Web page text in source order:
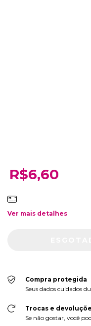
R$6,60
Ver mais detalhes
Compra protegida
Seus dados cuidados
Trocas e
Se não gostar, você